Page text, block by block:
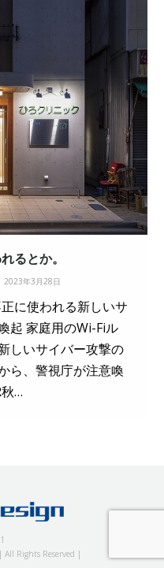
るとか。
2023年3月28日
に使われる新しいサ
起 家庭用のWi-Fiル
しいサイバー攻撃の
ら、警視庁が注意喚
…
Rights Reserved |